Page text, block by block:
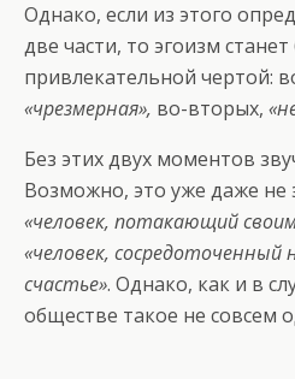
Однако, если из этого
две части, то эгоизм станет
привлекательной чертой:
«чрезмерная», во-вторых,
Без этих двух моментов
Возможно, это уже даже не
«человек, потакающий
«человек, сосредоточенный
счастье». Однако, как и в
обществе такое не совсем